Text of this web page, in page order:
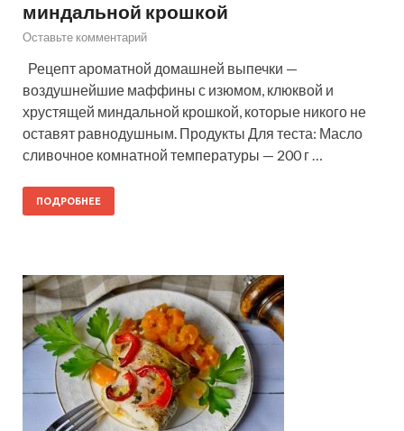
миндальной крошкой
Оставьте комментарий
Рецепт ароматной домашней выпечки —
воздушнейшие маффины с изюмом, клюквой и
хрустящей миндальной крошкой, которые никого не
оставят равнодушным. Продукты Для теста: Масло
сливочное комнатной температуры — 200 г …
ПОДРОБНЕЕ